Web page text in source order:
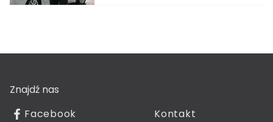
Znajdź nas
Facebook
Kontakt